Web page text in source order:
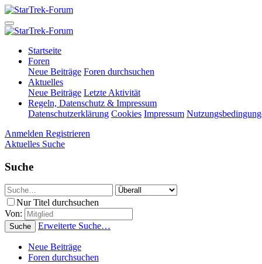
Startseite
Foren
Neue Beiträge Foren durchsuchen
Aktuelles
Neue Beiträge Letzte Aktivität
Regeln, Datenschutz & Impressum
Datenschutzerklärung Cookies Impressum
Anmelden Registrieren
Aktuelles Suche
Suche
Nur Titel durchsuchen
Von:
Suche Erweiterte Suche…
Neue Beiträge
Foren durchsuchen